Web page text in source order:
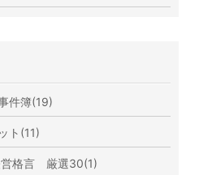
件簿(19)
ト(11)
営格言 厳選30(1)